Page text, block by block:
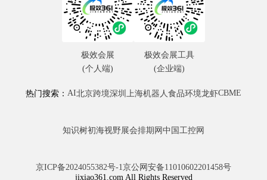
热门搜索： AI北京跨境深圳 上海机器人食品环境龙虾CBME
知识树初海视野展会排期网 中国工控网
京ICP备2024055382号-1京公网安备11010602201458号
jixiao361.com All Rights Reserved
极效会展
(个人端)
极效会展工具
(企业端)